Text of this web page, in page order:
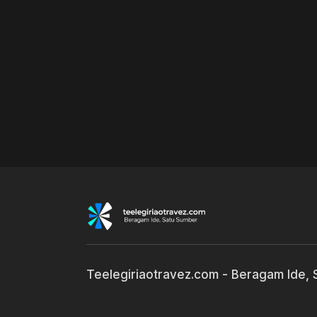
Teelegiriaotravez.com - Beragam Ide,